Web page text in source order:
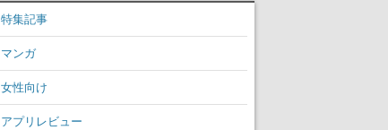
特集記事
マンガ
女性向け
アプリレビュー